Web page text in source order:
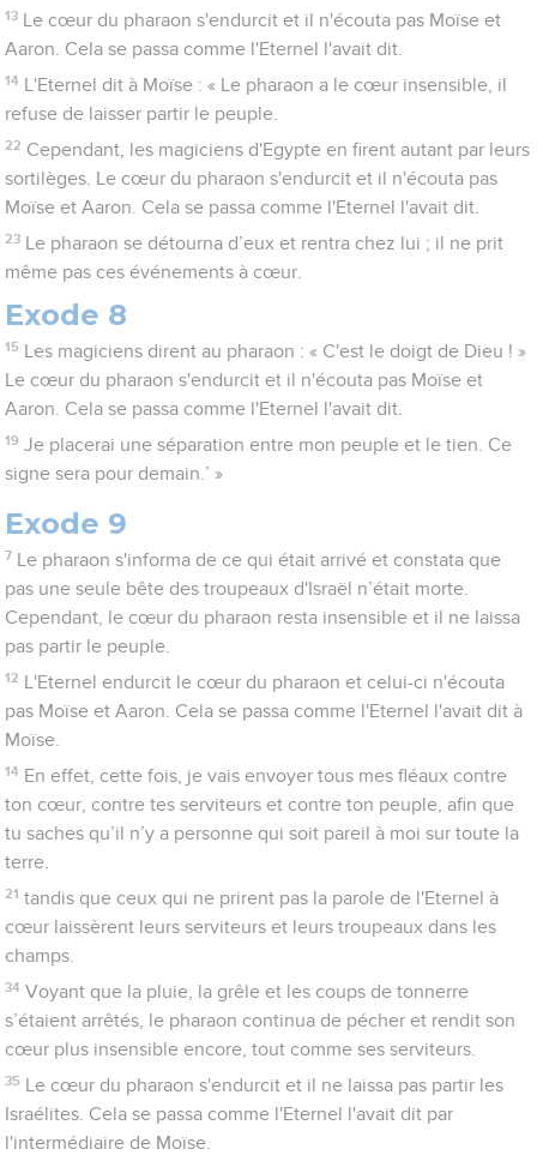
13
Le cœur du pharaon s'endurcit et il n'écouta pas Moïse et
Aaron. Cela se passa comme l'Eternel l'avait dit.
14
L'Eternel dit à Moïse : « Le pharaon a le cœur insensible, il
refuse de laisser partir le peuple.
22 Cependant, les magiciens d'Egypte en firent autant par leurs
sortilèges. Le cœur du pharaon s'endurcit et il n'écouta pas
Moïse et Aaron. Cela se passa comme l'Eternel l'avait dit.
23
Le pharaon se détourna d’eux et rentra chez lui ; il ne prit
même pas ces événements à cœur.
Exode 8
15
Les magiciens dirent au pharaon : « C'est le doigt de Dieu ! »
Le cœur du pharaon s'endurcit et il n'écouta pas Moïse et
Aaron. Cela se passa comme l'Eternel l'avait dit.
19 Je placerai une séparation entre mon peuple et le tien. Ce
signe sera pour demain.’ »
Exode 9
7
Le pharaon s'informa de ce qui était arrivé et constata que
pas une seule bête des troupeaux d'Israël n’était morte.
Cependant, le cœur du pharaon resta insensible et il ne laissa
pas partir le peuple.
12
L'Eternel endurcit le cœur du pharaon et celui-ci n'écouta
pas Moïse et Aaron. Cela se passa comme l'Eternel l'avait dit à
Moïse.
14 En effet, cette fois, je vais envoyer tous mes fléaux contre
ton cœur, contre tes serviteurs et contre ton peuple, afin que
tu saches qu’il n’y a personne qui soit pareil à moi sur toute la
terre.
21 tandis que ceux qui ne prirent pas la parole de l'Eternel à
cœur laissèrent leurs serviteurs et leurs troupeaux dans les
champs.
34 Voyant que la pluie, la grêle et les coups de tonnerre
s’étaient arrêtés, le pharaon continua de pécher et rendit son
cœur plus insensible encore, tout comme ses serviteurs.
35
Le cœur du pharaon s'endurcit et il ne laissa pas partir les
Israélites. Cela se passa comme l'Eternel l'avait dit par
l'intermédiaire de Moïse.